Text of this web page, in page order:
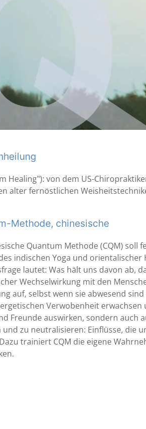
Healing"): von dem US-
alter fernöstlichen
Methode, chinesische
Quantum Methode (CQM) soll
indischen Yoga und
lautet: Was hält uns davon ab,
Wechselwirkung mit den
auf, selbst wenn sie abwesend
Verwobenheit
Freunde auswirken, sondern auch
und zu neutralisieren: Einflüsse, die
trainiert CQM die eigene